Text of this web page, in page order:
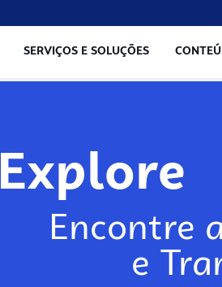
SERVIÇOS E SOLUÇÕES
Explore
Encontre
e